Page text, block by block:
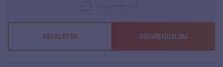
RÉSZLETEK MEGRENDELEM